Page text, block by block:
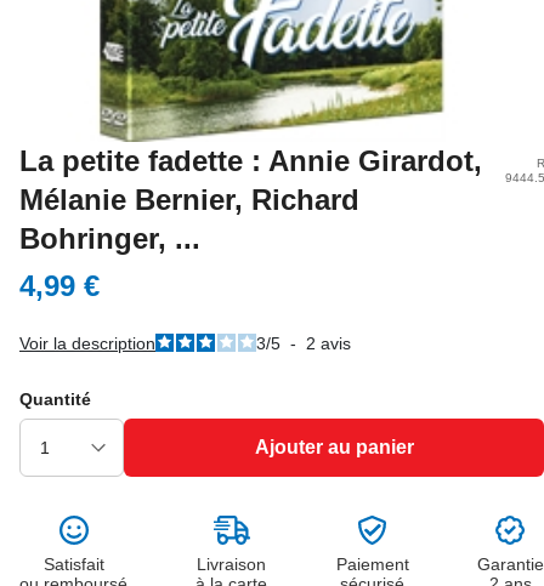
La petite fadette : Annie Girardot,
Mélanie Bernier, Richard
Bohringer, ...
4,99 €
Voir la description 3/5 - 2 avis
Quantité
Ajouter au panier
Satisfait
Livraison
Paiement
Garantie